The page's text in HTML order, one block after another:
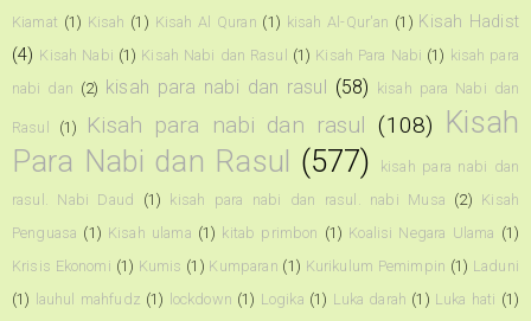
Kiamat (1) Kisah (1) Kisah Al Quran (1) kisah Al-Qur'an (1) Kisah Hadist
(4) Kisah Nabi (1) Kisah Nabi dan Rasul (1) Kisah Para Nabi (1) kisah para
nabi dan (2) kisah para nabi dan rasul (58) kisah para Nabi dan
Rasul (1) Kisah para nabi dan rasul (108) Kisah
Para Nabi dan Rasul (577)
kisah para nabi dan
rasul. Nabi Daud
(1) kisah para nabi dan rasul. nabi Musa (2) Kisah
Penguasa (1) Kisah ulama (1) kitab primbon (1) Koalisi Negara Ulama (1)
Krisis Ekonomi (1) Kumis (1) Kumparan (1) Kurikulum Pemimpin (1) Laduni
(1) lauhul mahfudz (1) lockdown (1) Logika (1) Luka darah (1) Luka hati (1)